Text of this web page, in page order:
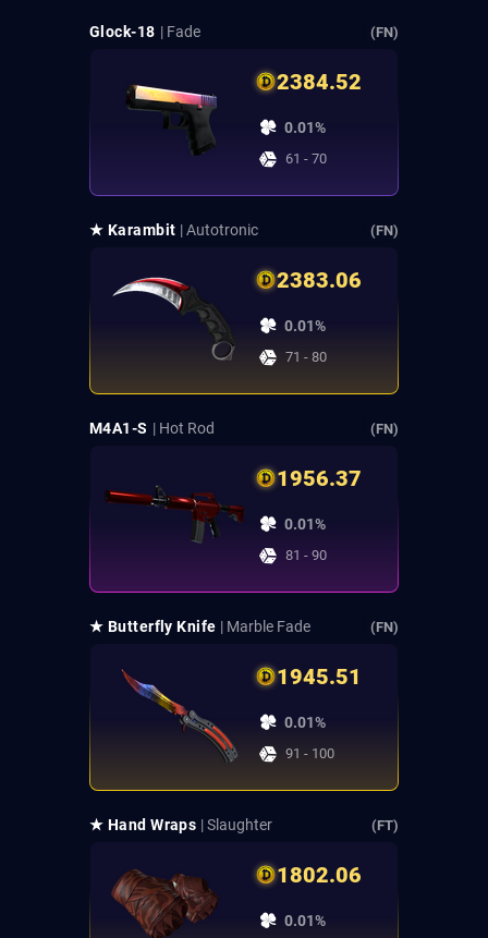
Glock-18 | Fade (FN)
2384.52
0.01%
61 - 70
★ Karambit | Autotronic (FN)
2383.06
0.01%
71 - 80
M4A1-S | Hot Rod (FN)
1956.37
0.01%
81 - 90
★ Butterfly Knife | Marble Fade (FN)
1945.51
0.01%
91 - 100
★ Hand Wraps | Slaughter (FT)
1802.06
0.01%